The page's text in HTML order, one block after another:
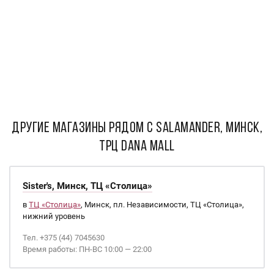
ДРУГИЕ МАГАЗИНЫ РЯДОМ С Salamander, Минск,
ТРЦ Dana Mall
Sister's, Минск, ТЦ «Столица»
в ТЦ «Столица», Минск, пл. Независимости, ТЦ «Столица»,
нижний уровень
Тел. +375 (44) 7045630
Время работы: ПН-ВС 10:00 — 22:00